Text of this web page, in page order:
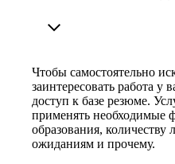
Чтобы самостоятельно
заинтересовать работа у
доступ к базе резюме.
применять необходимые
образования, количеству
ожиданиям и прочему.